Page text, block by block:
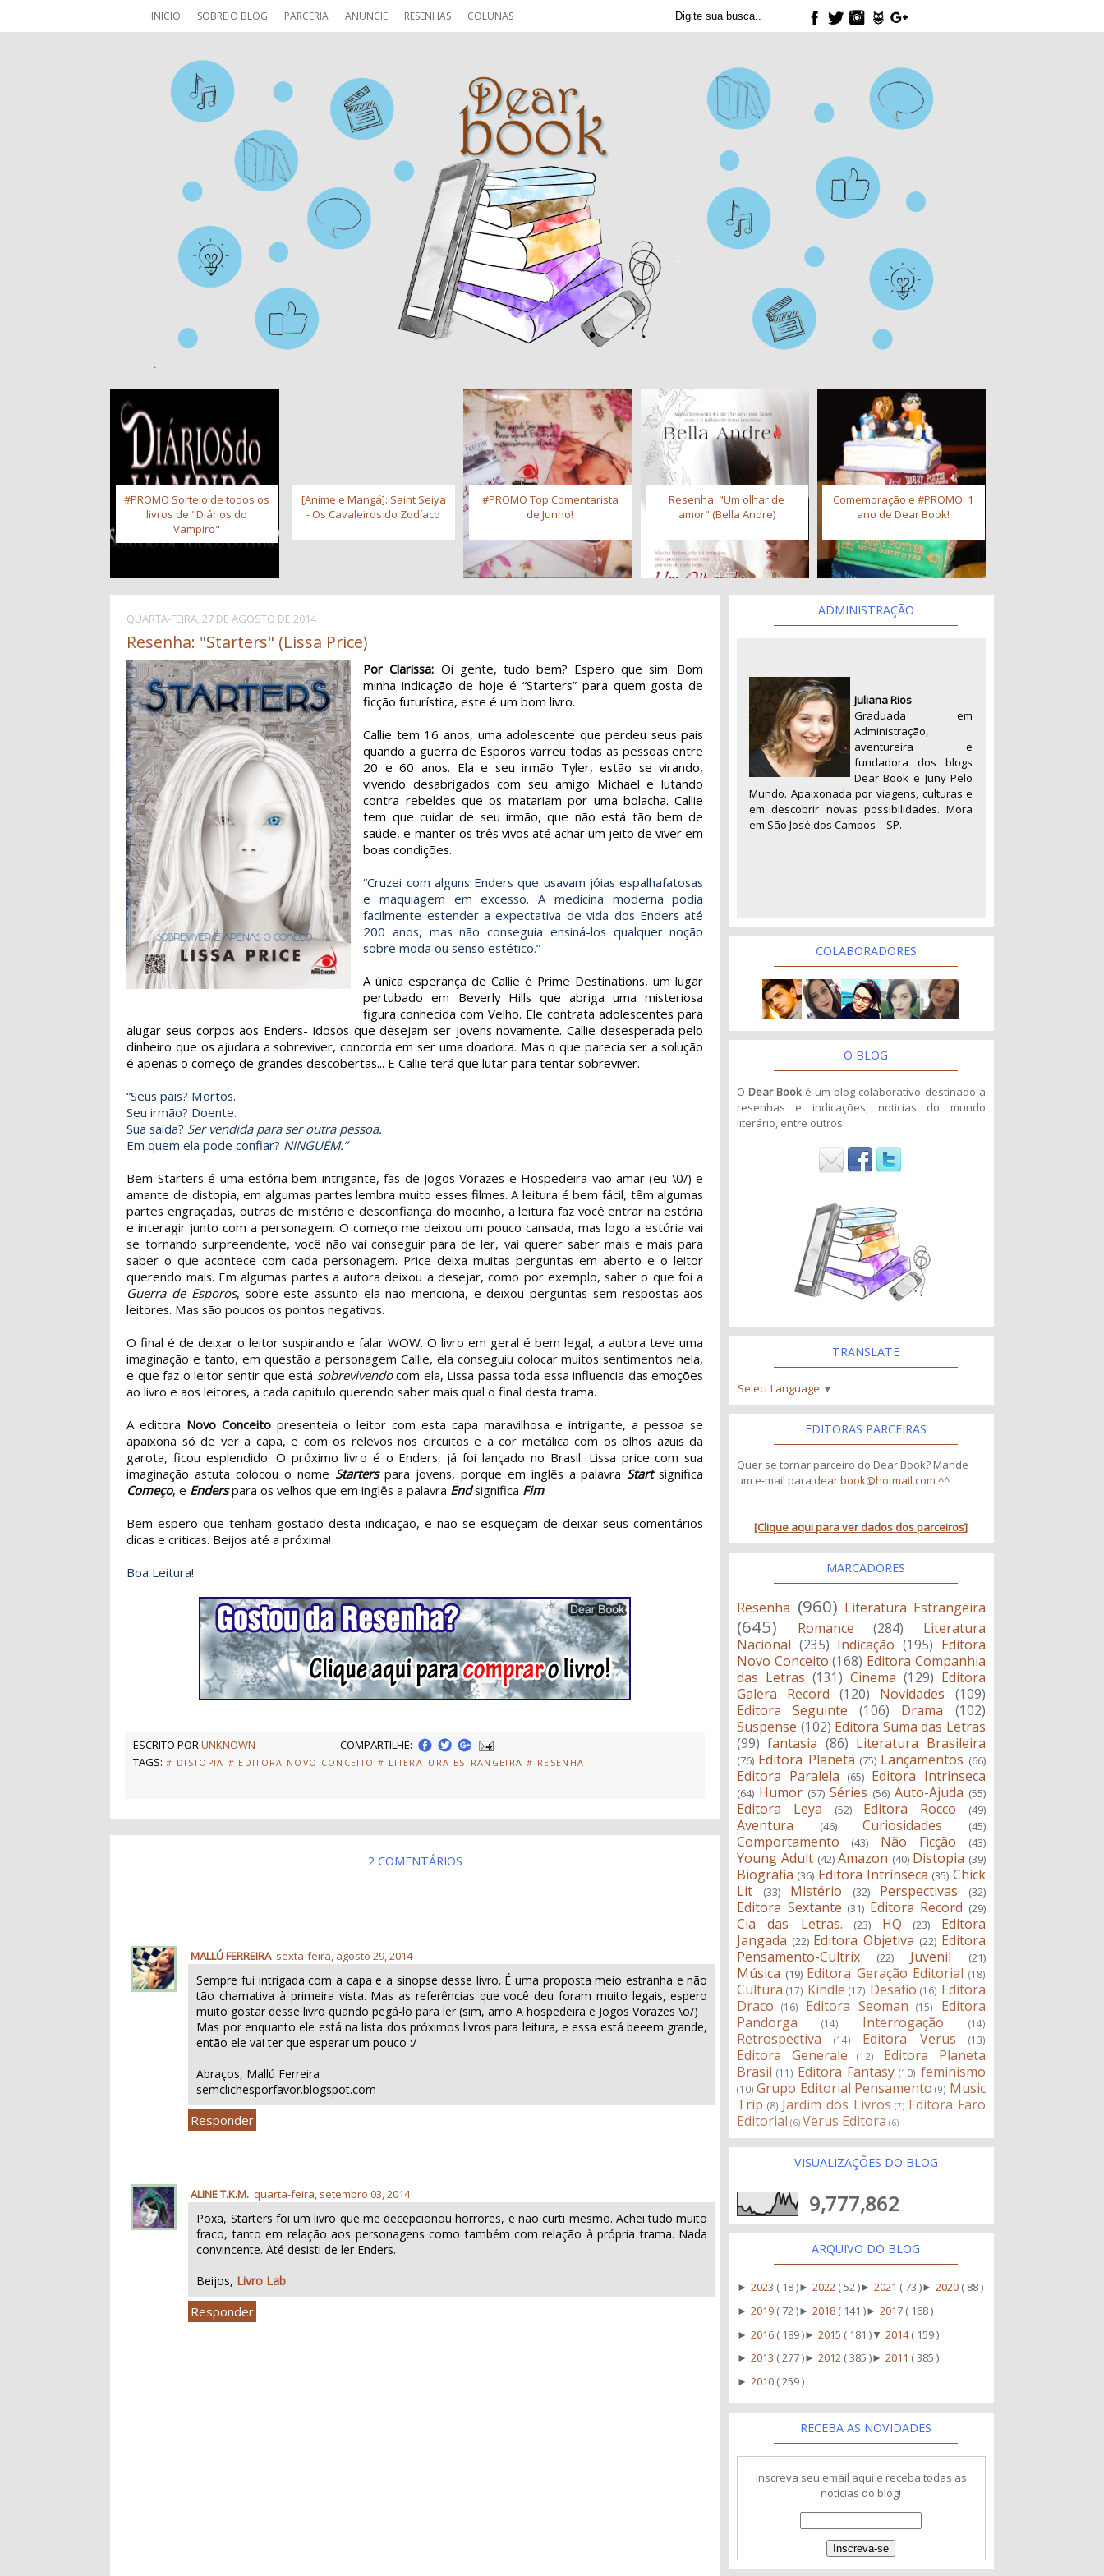
INICIO SOBRE O BLOG PARCERIA ANUNCIE RESENHAS COLUNAS
#PROMO Sorteio de todos os
livros de "Diários do
Vampiro"
[Anime e Mangá]: Saint Seiya
- Os Cavaleiros do Zodíaco
#PROMO Top Comentarista
de Junho!
Resenha: "Um olhar de
amor" (Bella Andre)
Comemoração e #PROMO: 1
ano de Dear Book!
QUARTA-FEIRA, 27 DE AGOSTO DE 2014
Resenha: "Starters" (Lissa Price)
Por Clarissa: Oi gente, tudo bem? Espero que sim. Bom
minha indicação de hoje é “Starters” para quem gosta de
ficção futurística, este é um bom livro.
Callie tem 16 anos, uma adolescente que perdeu seus pais
quando a guerra de Esporos varreu todas as pessoas entre
20 e 60 anos. Ela e seu irmão Tyler, estão se virando,
vivendo desabrigados com seu amigo Michael e lutando
contra rebeldes que os matariam por uma bolacha. Callie
tem que cuidar de seu irmão, que não está tão bem de
saúde, e manter os três vivos até achar um jeito de viver em
boas condições.
“Cruzei com alguns Enders que usavam jóias espalhafatosas
e maquiagem em excesso. A medicina moderna podia
facilmente estender a expectativa de vida dos Enders até
200 anos, mas não conseguia ensiná-los qualquer noção
sobre moda ou senso estético.”
A única esperança de Callie é Prime Destinations, um lugar
pertubado em Beverly Hills que abriga uma misteriosa
figura conhecida com Velho. Ele contrata adolescentes para
alugar seus corpos aos Enders- idosos que desejam ser jovens novamente. Callie desesperada pelo
dinheiro que os ajudara a sobreviver, concorda em ser uma doadora. Mas o que parecia ser a solução
é apenas o começo de grandes descobertas... E Callie terá que lutar para tentar sobreviver.
“Seus pais? Mortos.
Seu irmão? Doente.
Sua saída? Ser vendida para ser outra pessoa.
Em quem ela pode confiar? NINGUÉM.”
Bem Starters é uma estória bem intrigante, fãs de Jogos Vorazes e Hospedeira vão amar (eu \0/) e
amante de distopia, em algumas partes lembra muito esses filmes. A leitura é bem fácil, têm algumas
partes engraçadas, outras de mistério e desconfiança do mocinho, a leitura faz você entrar na estória
e interagir junto com a personagem. O começo me deixou um pouco cansada, mas logo a estória vai
se tornando surpreendente, você não vai conseguir para de ler, vai querer saber mais e mais para
saber o que acontece com cada personagem. Price deixa muitas perguntas em aberto e o leitor
querendo mais. Em algumas partes a autora deixou a desejar, como por exemplo, saber o que foi a
Guerra de Esporos, sobre este assunto ela não menciona, e deixou perguntas sem respostas aos
leitores. Mas são poucos os pontos negativos.
O final é de deixar o leitor suspirando e falar WOW. O livro em geral é bem legal, a autora teve uma
imaginação e tanto, em questão a personagem Callie, ela conseguiu colocar muitos sentimentos nela,
e que faz o leitor sentir que está sobrevivendocom ela, Lissa passa toda essa influencia das emoções
ao livro e aos leitores, a cada capitulo querendo saber mais qual o final desta trama.
A editora Novo Conceitopresenteia o leitor com esta capa maravilhosa e intrigante, a pessoa se
apaixona só de ver a capa, e com os relevos nos circuitos e a cor metálica com os olhos azuis da
garota, ficou esplendido. O próximo livro é o Enders, já foi lançado no Brasil. Lissa price com sua
imaginação astuta colocou o nome Starterspara jovens, porque em inglês a palavra Startsignifica
Começo, e Enderspara os velhos que em inglês a palavra Endsignifica Fim.
Bem espero que tenham gostado desta indicação, e não se esqueçam de deixar seus comentários
dicas e criticas. Beijos até a próxima!
Boa Leitura!
ESCRITO PORUNKNOWN
COMPARTILHE:
TAGS: # DISTOPIA # EDITORA NOVO CONCEITO # LITERATURA ESTRANGEIRA # RESENHA
2 COMENTÁRIOS
MALLÚ FERREIRA sexta-feira, agosto 29, 2014
Sempre fui intrigada com a capa e a sinopse desse livro. É uma proposta meio estranha e não
tão chamativa à primeira vista. Mas as referências que você deu foram muito legais, espero
muito gostar desse livro quando pegá-lo para ler (sim, amo A hospedeira e Jogos Vorazes \o/)
Mas por enquanto ele está na lista dos próximos livros para leitura, e essa está beeem grande,
então ele vai ter que esperar um pouco :/
Abraços, Mallú Ferreira
semclichesporfavor.blogspot.com
Responder
ALINE T.K.M. quarta-feira, setembro 03, 2014
Poxa, Starters foi um livro que me decepcionou horrores, e não curti mesmo. Achei tudo muito
fraco, tanto em relação aos personagens como também com relação à própria trama. Nada
convincente. Até desisti de ler Enders.
Beijos, Livro Lab
Responder
ADMINISTRAÇÃO
Juliana Rios
Graduada em
Administração,
aventureira e
fundadora dos blogs
Dear Book e Juny Pelo
Mundo. Apaixonada por viagens, culturas e
em descobrir novas possibilidades. Mora
em São José dos Campos – SP.
COLABORADORES
O BLOG
O Dear Book é um blog colaborativo destinado a
resenhas e indicações, noticias do mundo
literário, entre outros.
TRANSLATE
Select Language ▼
EDITORAS PARCEIRAS
Quer se tornar parceiro do Dear Book? Mande
um e-mail para dear.book@hotmail.com ^^
[Clique aqui para ver dados dos parceiros]
MARCADORES
Resenha (960) Literatura Estrangeira
(645) Romance (284)
Literatura
Nacional (235) Indicação (195) Editora
Novo Conceito (168) Editora Companhia
das Letras (131) Cinema (129) Editora
Galera Record
(120) Novidades
(109)
Editora Seguinte
(106) Drama
(102)
Suspense (102) Editora Suma das Letras
(99) fantasia (86) Literatura Brasileira
(76) Editora Planeta (75) Lançamentos (66)
Editora Paralela (65) Editora Intrinseca
(64) Humor (57) Séries (56) Auto-Ajuda (55)
Editora Leya (52) Editora Rocco (49)
Aventura (46) Curiosidades (45)
Comportamento (43) Não Ficção (43)
Young Adult (42) Amazon (40) Distopia (39)
Biografia (36) Editora Intrínseca (35) Chick
Lit
(33) Mistério (32) Perspectivas (32)
Editora Sextante (31) Editora Record (29)
Cia das Letras. (23) HQ (23)
Editora
Jangada (22) Editora Objetiva (22) Editora
Pensamento-Cultrix
(22) Juvenil (21)
Música (19) Editora Geração Editorial (18)
Cultura (17) Kindle (17) Desafio (16) Editora
Draco
(16) Editora Seoman (15)
Editora
Pandorga
(14) Interrogação (14)
Retrospectiva (14) Editora Verus (13)
Editora Generale (12)
Editora Planeta
Brasil (11) Editora Fantasy (10) feminismo
(10) Grupo Editorial Pensamento (9) Music
Trip (8) Jardim dos Livros (7) Editora Faro
Editorial (6) Verus Editora (6)
VISUALIZAÇÕES DO BLOG
9,777,862
ARQUIVO DO BLOG
►2023 ( 18 )►2022 ( 52 )►2021 ( 73 )►2020 ( 88 )
►2019 ( 72 )►2018 ( 141 )►2017 ( 168 )
►2016 ( 189 )►2015 ( 181 ) ▼2014( 159 )
►2013 ( 277 )►2012 ( 385 )►2011 ( 385 )
►2010 ( 259 )
RECEBA AS NOVIDADES
Inscreva seu email aqui e receba todas as
notícias do blog!